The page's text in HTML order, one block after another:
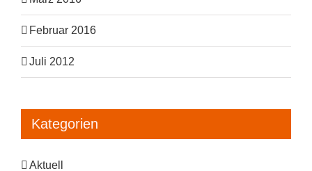
Februar 2016
Juli 2012
Kategorien
Aktuell